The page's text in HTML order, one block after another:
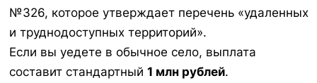
№326, которое утверждает перечень «удаленных
и труднодоступных территорий».
Если вы уедете в обычное село, выплата
составит стандартный 1 млн рублей.